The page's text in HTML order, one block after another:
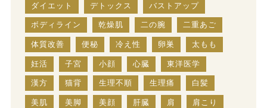
ダイエット デトックス バストアップ
ボディライン 乾燥肌 二の腕 二重あご
体質改善 便秘 冷え性 卵巣 太もも
妊活 子宮 小顔 心臓 東洋医学
漢方 猫背 生理不順 生理痛 白髪
美肌 美脚 美顔 肝臓 肩 肩こり